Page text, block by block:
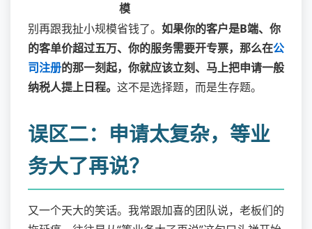
模
别再跟我扯小规模省钱了。 如果你的客户是B端、你
的客单价超过五万、你的服务需要开专票，那么在公
司注册的那一刻起，你就应该立刻、马上把申请一般
纳税人提上日程。 这不是选择题，而是生存题。
误区二：申请太复杂，等业
务大了再说？
又一个天大的笑话。我常跟加喜的团队说，老板们的